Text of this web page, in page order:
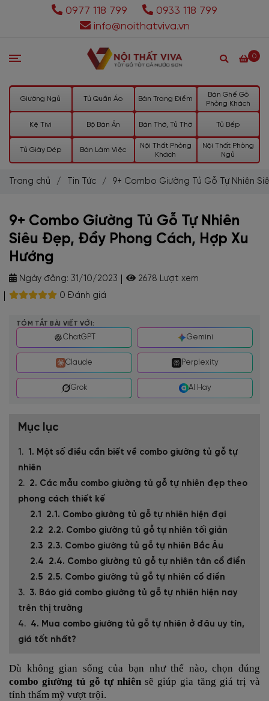
0977 118 799
0933 118 799
info@noithatviva.vn
0
Giường Ngủ Tủ Quần Áo Bàn Trang Điểm
Bàn Ghế Gỗ
Phòng Khách
Kệ Tivi Bộ Bàn Ăn Bàn Thờ, Tủ Thờ Tủ Bếp
Tủ Giày Dép Bàn Làm Việc
Nội Thất Phòng
Khách
Nội Thất Phòng
Ngủ
Trang chủ / Tin Tức / 9+ Combo Giường Tủ Gỗ Tự Nhiên
9+ Combo Giường Tủ Gỗ Tự Nhiên
Siêu Đẹp, Đầy Phong Cách, Hợp Xu
Hướng
Ngày đăng: 31/10/2023
2678 Lượt xem
0 Đánh giá
TÓM TẮT BÀI VIẾT VỚI:
ChatGPT Gemini
Claude Perplexity
Grok AI Hay
Mục lục
1. Một số điều cần biết về combo giường tủ gỗ tự
nhiên
2. Các mẫu combo giường tủ gỗ tự nhiên đẹp theo
phong cách thiết kế
2.1. Combo giường tủ gỗ tự nhiên hiện đại
2.2. Combo giường tủ gỗ tự nhiên tối giản
2.3. Combo giường tủ gỗ tự nhiên Bắc Âu
2.4. Combo giường tủ gỗ tự nhiên tân cổ điển
2.5. Combo giường tủ gỗ tự nhiên cổ điển
3. Báo giá combo giường tủ gỗ tự nhiên hiện nay
trên thị trường
4. Mua combo giường tủ gỗ tự nhiên ở đâu uy tín,
giá tốt nhất?
Dù không gian sống của bạn như thế nào, chọn đúng
combo giường tủ gỗ tự nhiên sẽ giúp gia tăng giá trị và
tính thẩm mỹ vượt trội.